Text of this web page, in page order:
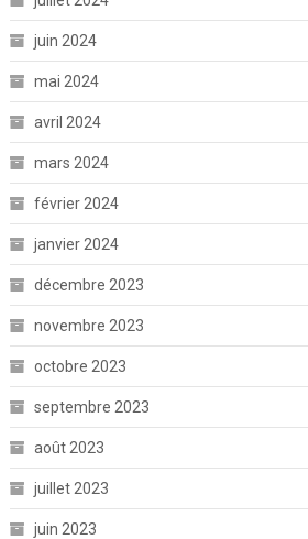
juin 2024
mai 2024
avril 2024
mars 2024
février 2024
janvier 2024
décembre 2023
novembre 2023
octobre 2023
septembre 2023
août 2023
juillet 2023
juin 2023